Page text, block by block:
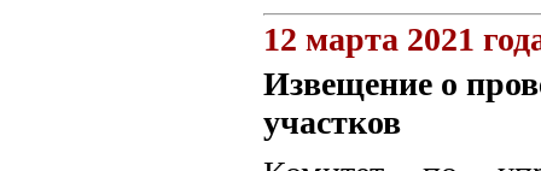
12 марта 2021
Извещение о
участков